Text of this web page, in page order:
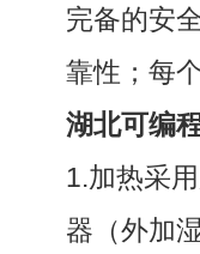
完备的安
靠性；每
湖北可编
1.加热采
器（外加